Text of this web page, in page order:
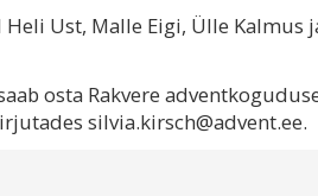
Ust, Malle Eigi, Ülle
osta Rakvere
silvia.kirsch@advent.ee.